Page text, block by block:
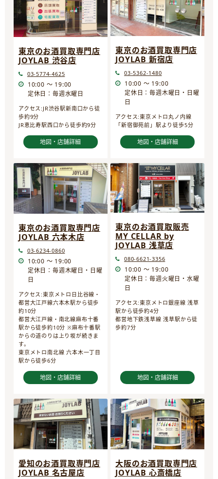
東京のお酒買取専門店
JOYLAB 渋谷店
03-5774-4625
10:00 ～ 19:00
定休日：毎週水曜日
アクセス:JR渋谷駅新南口から徒
歩約9分
JR恵比寿駅西口から徒歩約9分
地図・店舗詳細
東京のお酒買取専門店
JOYLAB 新宿店
03-5362-1480
10:00 ～ 19:00
定休日：毎週木曜日・日曜
日
アクセス:東京メトロ丸ノ内線
「新宿御苑前」駅より徒歩5分
地図・店舗詳細
東京のお酒買取専門店
JOYLAB 六本木店
03-6234-0860
10:00 ～ 19:00
定休日：毎週木曜日・日曜
日
アクセス:東京メトロ日比谷線・
都営大江戸線六本木駅から徒歩
約10分
都営大江戸線・南北線麻布十番
駅から徒歩約10分 ※麻布十番駅
からの道のりは上り坂が続きま
す。
東京メトロ南北線 六本木一丁目
駅から徒歩6分
地図・店舗詳細
東京のお酒買取販売
MY CELLAR by
JOYLAB 浅草店
080-6621-3356
10:00 ～ 19:00
定休日：毎週火曜日・水曜
日
アクセス:東京メトロ銀座線 浅草
駅から徒歩約4分
都営地下鉄浅草線 浅草駅から徒
歩約7分
地図・店舗詳細
愛知のお酒買取専門店
JOYLAB 名古屋店
大阪のお酒買取専門店
JOYLAB 心斎橋店